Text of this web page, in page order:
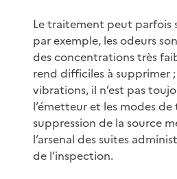
Le traitement peut parfois
par exemple, les odeurs
des concentrations très
rend difficiles à supprimer
vibrations, il n’est pas
l’émetteur et les modes de
suppression de la source
l’arsenal des suites
de l’inspection.